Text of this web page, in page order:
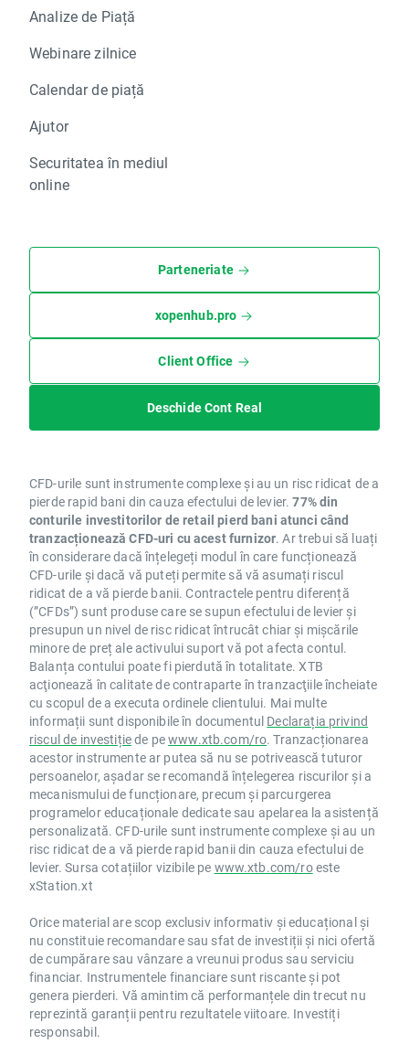
Analize de Piață
Webinare zilnice
Calendar de piață
Ajutor
Securitatea în mediul
online
Parteneriate
xopenhub.pro
Client Office
Deschide Cont Real
CFD-urile sunt instrumente complexe și au un risc ridicat de a
pierde rapid bani din cauza efectului de levier.77% din
conturile investitorilor de retail pierd bani atunci când
tranzacționează CFD-uri cu acest furnizor. Ar trebui să luați
în considerare dacă înțelegeți modul în care funcționează
CFD-urile și dacă vă puteți permite să vă asumați riscul
ridicat de a vă pierde banii. Contractele pentru diferență
(”CFDs”) sunt produse care se supun efectului de levier și
presupun un nivel de risc ridicat întrucât chiar și mișcările
minore de preț ale activului suport vă pot afecta contul.
Balanța contului poate fi pierdută în totalitate. XTB
acţionează în calitate de contraparte în tranzacţiile încheiate
cu scopul de a executa ordinele clientului. Mai multe
informații sunt disponibile în documentul Declarația privind
riscul de investițiede pewww.xtb.com/ro. Tranzacționarea
acestor instrumente ar putea să nu se potrivească tuturor
persoanelor, așadar se recomandă înțelegerea riscurilor și a
mecanismului de funcționare, precum și parcurgerea
programelor educaționale dedicate sau apelarea la asistență
personalizată. CFD-urile sunt instrumente complexe și au un
risc ridicat de a vă pierde rapid banii din cauza efectului de
levier. Sursa cotațiilor vizibile pe www.xtb.com/roeste
xStation.xt
Orice material are scop exclusiv informativ și educațional și
nu constituie recomandare sau sfat de investiții și nici ofertă
de cumpărare sau vânzare a vreunui produs sau serviciu
financiar. Instrumentele financiare sunt riscante și pot
genera pierderi. Vă amintim că performanțele din trecut nu
reprezintă garanții pentru rezultatele viitoare. Investiți
responsabil.